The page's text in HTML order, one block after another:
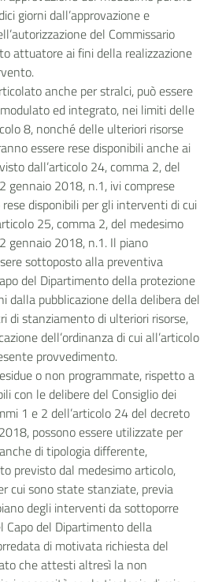
giorni dall’approvazione e
del Commissario
attuatore ai fini della realizzazione
anche per stralci, può essere
ed integrato, nei limiti delle
8, nonché delle ulteriori risorse
essere rese disponibili anche ai
dall’articolo 24, comma 2, del
gennaio 2018, n.1, ivi comprese
disponibili per gli interventi di cui
25, comma 2, del medesimo
gennaio 2018, n.1. Il piano
sottoposto alla preventiva
del Dipartimento della protezione
dalla pubblicazione della delibera del
di stanziamento di ulteriori risorse,
dell’ordinanza di cui all’articolo
provvedimento.
o non programmate, rispetto a
con le delibere del Consiglio dei
1 e 2 dell’articolo 24 del decreto
possono essere utilizzate per
di tipologia differente,
previsto dal medesimo articolo,
cui sono state stanziate, previa
degli interventi da sottoporre
Capo del Dipartimento della
di motivata richiesta del
che attesti altresì la non